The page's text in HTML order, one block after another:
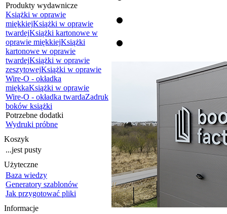
Produkty wydawnicze
Książki w oprawie
miękkiejKsiążki w oprawie
twardejKsiążki kartonowe w
oprawie miękkiejKsiążki
kartonowe w oprawie
twardejKsiążki w oprawie
zeszytowejKsiążki w oprawie
Wire-O - okładka
miękkaKsiążki w oprawie
Wire-O - okładka twardaZadruk
boków książki
Potrzebne dodatki
Wydruki próbne
Koszyk
...jest pusty
Użyteczne
Baza wiedzy
Generatory szablonów
Jak przygotować pliki
Informacje